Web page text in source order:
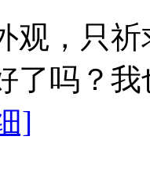
观，只
了吗？
]